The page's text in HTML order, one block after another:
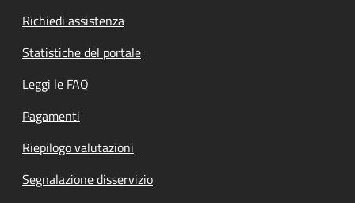
Richiedi assistenza
Statistiche del portale
Leggi le FAQ
Pagamenti
Riepilogo valutazioni
Segnalazione disservizio